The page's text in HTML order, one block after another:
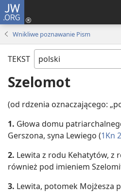
JW.ORG
Wnikliwe poznawanie Pism
TEKST
Szelomot
(od rdzenia oznaczającego:
1. Głowa domu
Gerszona, syna Lewiego (1Kn
2. Lewita z rodu Kehatytów, z
również pod imieniem
3. Lewita, potomek Mojżesza